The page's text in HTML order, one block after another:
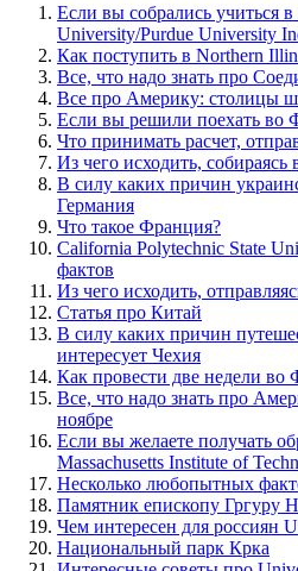
Если вы собрались учиться
University/Purdue University
Как поступить в Northern
Все, что надо знать про
Все про Америку: столицы
Если вы решили поехать во
Что принимать расчет,
Из чего исходить, собираясь
В силу каких причин
Германия
Что такое Франция?
California Polytechnic State
фактов
Из чего исходить,
Статья про Китай
В силу каких причин
интересует Чехия
Как провести две недели во
Все, что надо знать про
ноябре
Если вы желаете получать
Massachusetts Institute of
Несколько любопытных
Памятник епископу Гргуру
Чем интересен для россиян
Национальный парк Крка